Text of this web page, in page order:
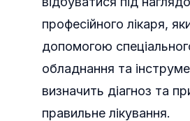
професійного лікаря,
допомогою
обладнання та
визначить діагноз та
правильне лікування.